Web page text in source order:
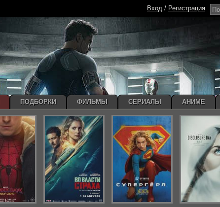
Вход / Регистрация
ПОДБОРКИ ФИЛЬМЫ СЕРИАЛЫ АНИМЕ